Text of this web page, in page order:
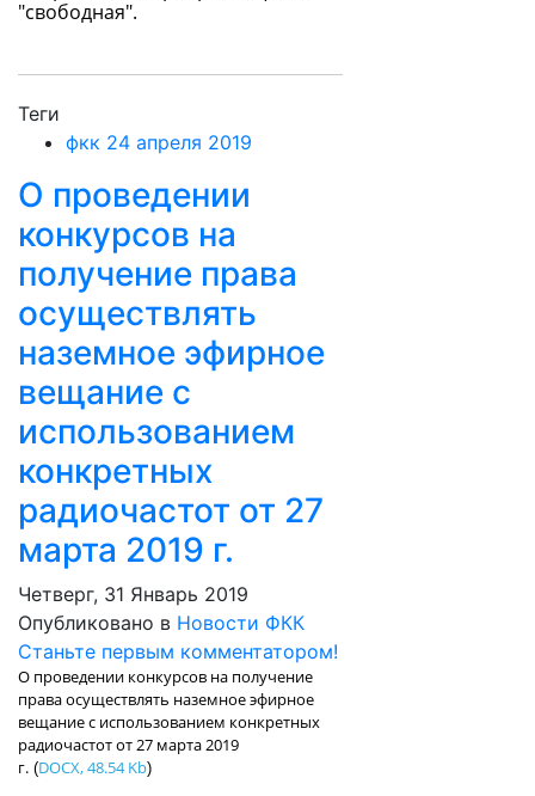
"свободная".
Теги
фкк 24 апреля 2019
О проведении
конкурсов на
получение права
осуществлять
наземное эфирное
вещание с
использованием
конкретных
радиочастот от 27
марта 2019 г.
Четверг, 31 Январь 2019
Опубликовано в Новости ФКК
Станьте первым комментатором!
О проведении конкурсов на получение
права осуществлять наземное эфирное
вещание с использованием конкретных
радиочастот от 27 марта 2019
г. (DOCX, 48.54 Kb)